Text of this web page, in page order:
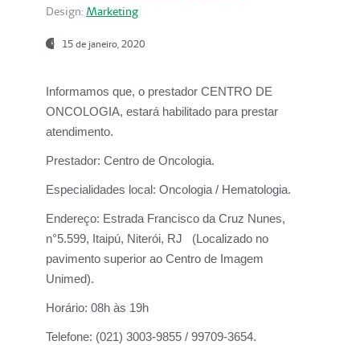
Design: Marketing
15 de janeiro, 2020
Informamos que, o prestador CENTRO DE
ONCOLOGIA, estará habilitado para prestar
atendimento.
Prestador: Centro de Oncologia.
Especialidades local: Oncologia / Hematologia.
Endereço: Estrada Francisco da Cruz Nunes,
n°5.599, Itaipú, Niterói, RJ (Localizado no
pavimento superior ao Centro de Imagem
Unimed).
Horário: 08h às 19h
Telefone: (021) 3003-9855 / 99709-3654.